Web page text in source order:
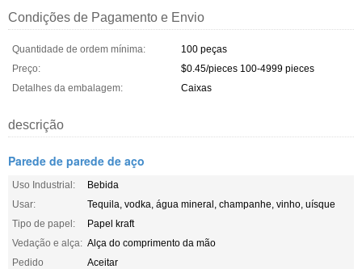
Condições de Pagamento e Envio
Quantidade de ordem mínima:
100 peças
Preço:
$0.45/pieces 100-4999 pieces
Detalhes da embalagem:
Caixas
descrição
Parede de parede de aço
Uso Industrial:
Bebida
Usar:
Tequila, vodka, água mineral, champanhe, vinho, uísque
Tipo de papel:
Papel kraft
Vedação e alça: Alça do comprimento da mão
Pedido
Aceitar